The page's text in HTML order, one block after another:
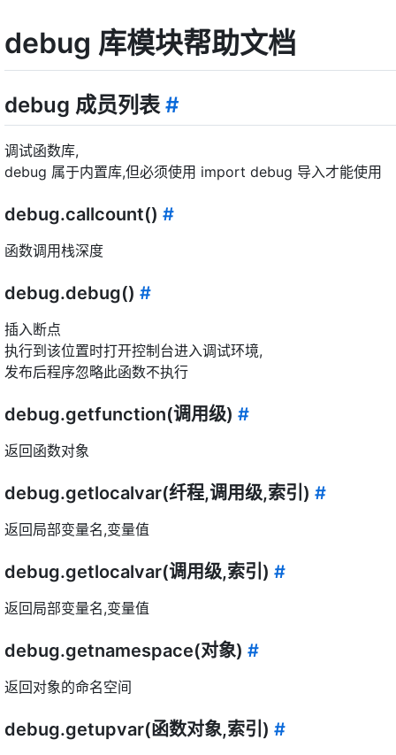
debug 库模块帮助文档
debug 成员列表 #
调试函数库,
debug 属于内置库,但必须使用 import debug 导入才能使用
debug.callcount() #
函数调用栈深度
debug.debug() #
插入断点
执行到该位置时打开控制台进入调试环境,
发布后程序忽略此函数不执行
debug.getfunction(调用级) #
返回函数对象
debug.getlocalvar(纤程,调用级,索引) #
返回局部变量名,变量值
debug.getlocalvar(调用级,索引) #
返回局部变量名,变量值
debug.getnamespace(对象) #
返回对象的命名空间
debug.getupvar(函数对象,索引) #